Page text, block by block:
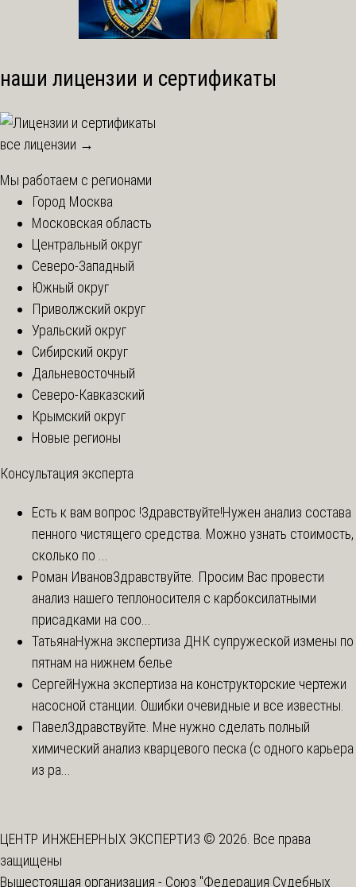
наши лицензии и сертификаты
все лицензии →
Мы работаем с регионами
Город Москва
Московская область
Центральный округ
Северо-Западный
Южный округ
Приволжский округ
Уральский округ
Сибирский округ
Дальневосточный
Северо-Кавказский
Крымский округ
Новые регионы
Консультация эксперта
Есть к вам вопрос !Здравствуйте!Нужен анализ состава
пенного чистящего средства. Можно узнать стоимость,
сколько по ...
Роман ИвановЗдравствуйте. Просим Вас провести
анализ нашего теплоносителя с карбоксилатными
присадками на соо...
ТатьянаНужна экспертиза ДНК супружеской измены по
пятнам на нижнем белье
СергейНужна экспертиза на конструкторские чертежи
насосной станции. Ошибки очевидные и все известны.
ПавелЗдравствуйте. Мне нужно сделать полный
химический анализ кварцевого песка (с одного карьера
из ра...
ЦЕНТР ИНЖЕНЕРНЫХ ЭКСПЕРТИЗ © 2026. Все права
защищены
Вышестоящая организация - Союз "Федерация Судебных